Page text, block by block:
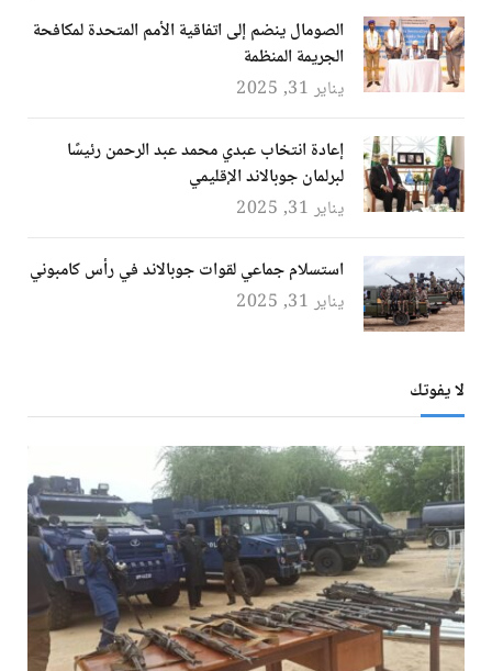
الصومال ينضم إلى اتفاقية الأمم المتحدة لمكافحة
الجريمة المنظمة
يناير 31, 2025
إعادة انتخاب عبدي محمد عبد الرحمن رئيسًا
لبرلمان جوبالاند الإقليمي
يناير 31, 2025
استسلام جماعي لقوات جوبالاند في رأس كامبوني
يناير 31, 2025
لا يفوتك